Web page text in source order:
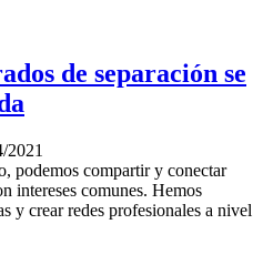
de separación se
2021
podemos compartir y conectar
intereses comunes. Hemos
y crear redes profesionales a nivel